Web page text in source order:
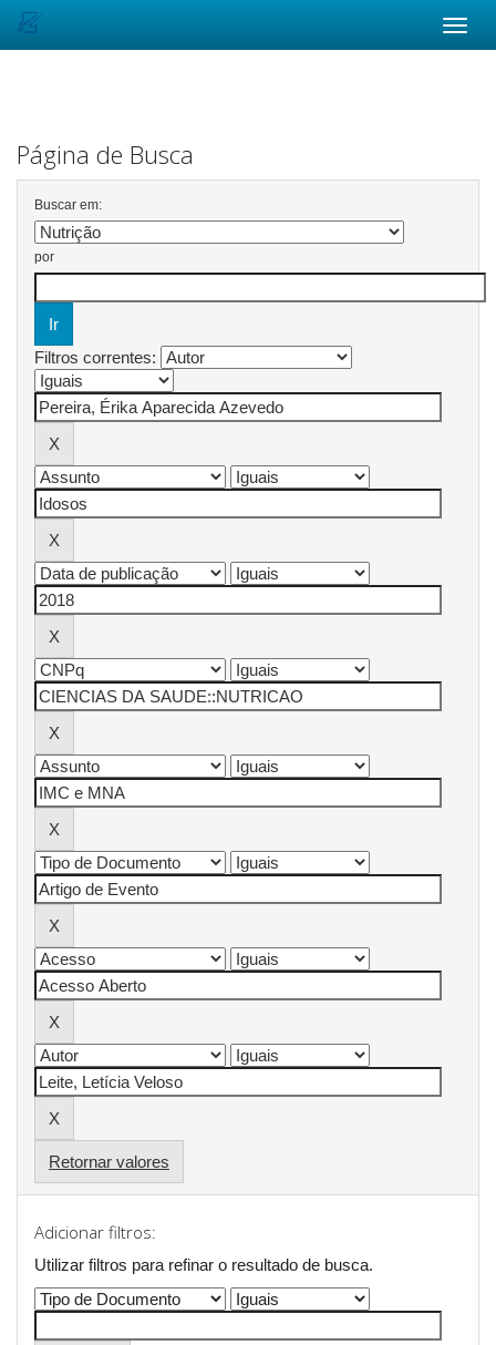
Página de Busca
Buscar em:
por
Filtros correntes:
Retornar valores
Adicionar filtros:
Utilizar filtros para refinar o resultado de busca.